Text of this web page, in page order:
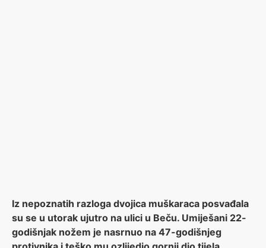
Iz nepoznatih razloga dvojica muškaraca posvađala
su se u utorak ujutro na ulici u Beču. Umiješani 22-
godišnjak nožem je nasrnuo na 47-godišnjeg